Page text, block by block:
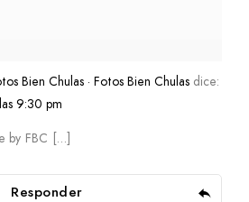
Bien Chulas · Fotos Bien Chulas dice:
9:30 pm
by FBC […]
Responder